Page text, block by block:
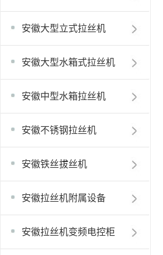
安徽大型立式拉丝机
安徽大型水箱式拉丝机
安徽中型水箱拉丝机
安徽不锈钢拉丝机
安徽铁丝拔丝机
安徽拉丝机附属设备
安徽拉丝机变频电控柜